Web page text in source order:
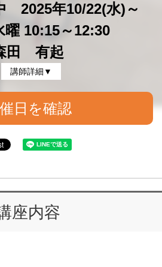
2025年10/22(水)～
曜 10:15～12:30
田 有起
講師詳細▼
日を確認
座内容